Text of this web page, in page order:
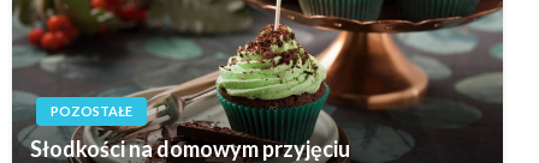
POZOSTAŁE
Słodkości na domowym przyjęciu